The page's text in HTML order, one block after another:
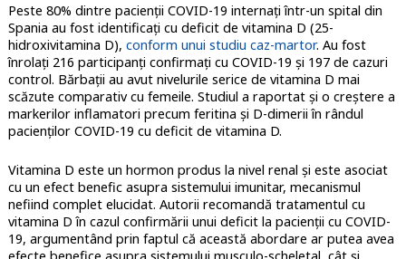
Peste 80% dintre pacienții COVID-19 internați într-un spital din
Spania au fost identificați cu deficit de vitamina D (25-
hidroxivitamina D), conform unui studiu caz-martor. Au fost
înrolați 216 participanți confirmați cu COVID-19 și 197 de cazuri
control. Bărbații au avut nivelurile serice de vitamina D mai
scăzute comparativ cu femeile. Studiul a raportat și o creștere a
markerilor inflamatori precum feritina și D-dimerii în rândul
pacienților COVID-19 cu deficit de vitamina D.
Vitamina D este un hormon produs la nivel renal și este asociat
cu un efect benefic asupra sistemului imunitar, mecanismul
nefiind complet elucidat. Autorii recomandă tratamentul cu
vitamina D în cazul confirmării unui deficit la pacienții cu COVID-
19, argumentând prin faptul că această abordare ar putea avea
efecte benefice asupra sistemului musculo-scheletal, cât și